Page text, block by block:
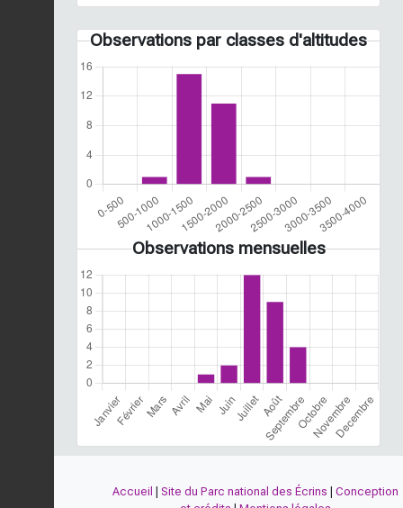
Observations par classes d'altitudes
Observations mensuelles
Accueil Site du Parc national des Écrins
Conception